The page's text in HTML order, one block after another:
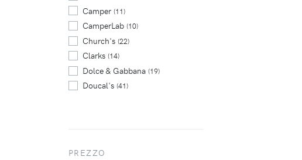
Camper(11)
CamperLab (10)
Church's (22)
Clarks (14)
Dolce & Gabbana (19)
Doucal's (41)
PREZZO